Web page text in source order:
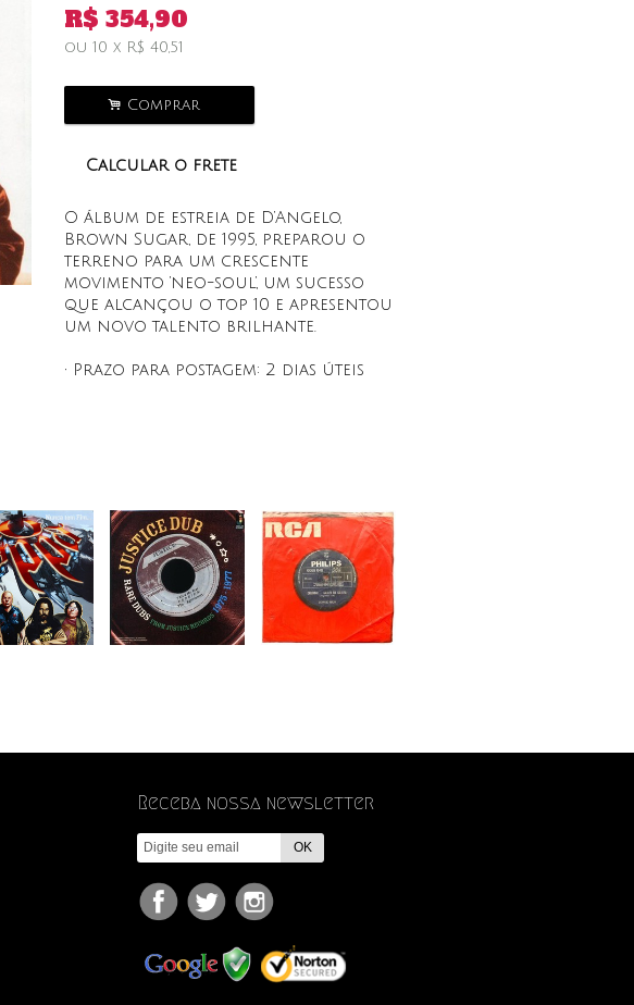
R$ 354,90
ou 10 x R$ 40,51
. Comprar
Calcular o frete
O álbum de estreia de D’Angelo,
Brown Sugar, de 1995, preparou o
terreno para um crescente
movimento ‘neo-soul’, um sucesso
que alcançou o top 10 e apresentou
um novo talento brilhante.
• Prazo para postagem: 2 dias úteis
Receba nossa newsletter